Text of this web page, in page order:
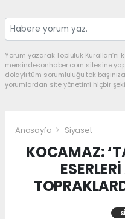
Yorum yazarak Topluluk
mersindesonhaber.com sitesine
dolaylı tüm sorumluluğu tek
yorumlardan site yönetimi hiçbir
Anasayfa Siyaset
KOCAMAZ: